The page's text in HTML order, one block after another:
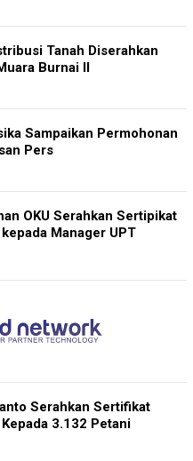
Tanah Diserahkan
Burnai II
Sampaikan Permohonan
Pers
OKU Serahkan Sertipikat
Manager UPT
Serahkan Sertifikat
3.132 Petani